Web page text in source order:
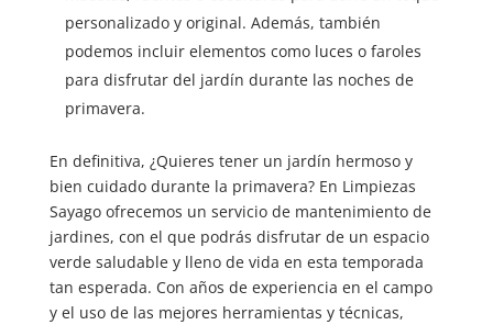
personalizado y original. Además, también
podemos incluir elementos como luces o faroles
para disfrutar del jardín durante las noches de
primavera.
En definitiva, ¿Quieres tener un jardín hermoso y
bien cuidado durante la primavera? En Limpiezas
Sayago ofrecemos un servicio de mantenimiento de
jardines, con el que podrás disfrutar de un espacio
verde saludable y lleno de vida en esta temporada
tan esperada. Con años de experiencia en el campo
y el uso de las mejores herramientas y técnicas,